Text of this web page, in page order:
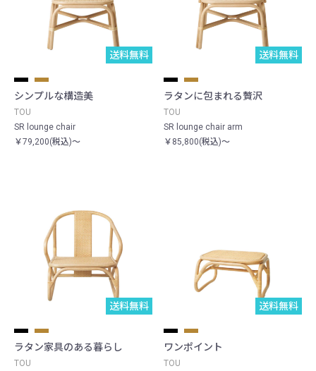
送料無料
シンプルな構造美
TOU
SR lounge chair
￥79,200(税込)～
送料無料
ラタンに包まれる贅沢
TOU
SR lounge chair arm
￥85,800(税込)～
送料無料
ラタン家具のある暮らし
TOU
送料無料
ワンポイント
TOU